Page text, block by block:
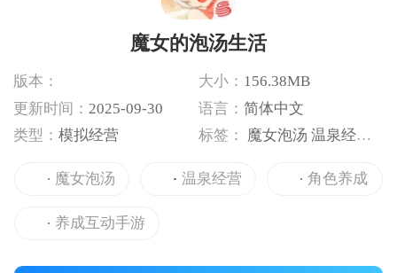
魔女的泡汤生活
版本： 大小： 156.38MB
更新时间： 2025-09-30 语言： 简体中文
类型： 模拟经营 标签： 魔女泡汤 温泉经营
魔女泡汤 温泉经营 角色养成
养成互动手游